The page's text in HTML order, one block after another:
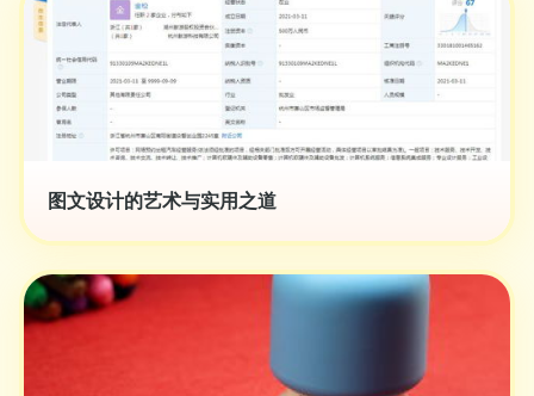
图文设计的艺术与实用之道